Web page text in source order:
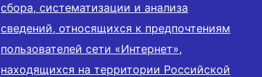
сбора, систематизации и анализа
сведений, относящихся к предпочтениям
пользователей сети «Интернет»,
находящихся на территории Российской